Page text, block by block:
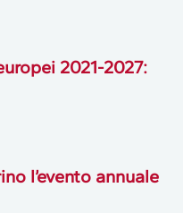
2021-2027:
l’evento annuale